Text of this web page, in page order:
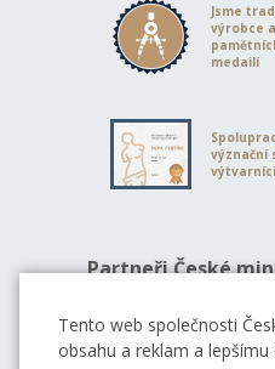
Jsme
výrobce
medailí
význační
výtvarníci
Partneři České
Tento web společnosti
obsahu a reklam a